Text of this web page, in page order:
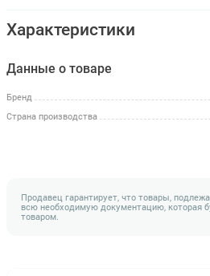
Характеристики
Данные о товаре
Бренд
Страна производства
Продавец гарантирует, что товары,
всю необходимую документацию, которая
товаром.